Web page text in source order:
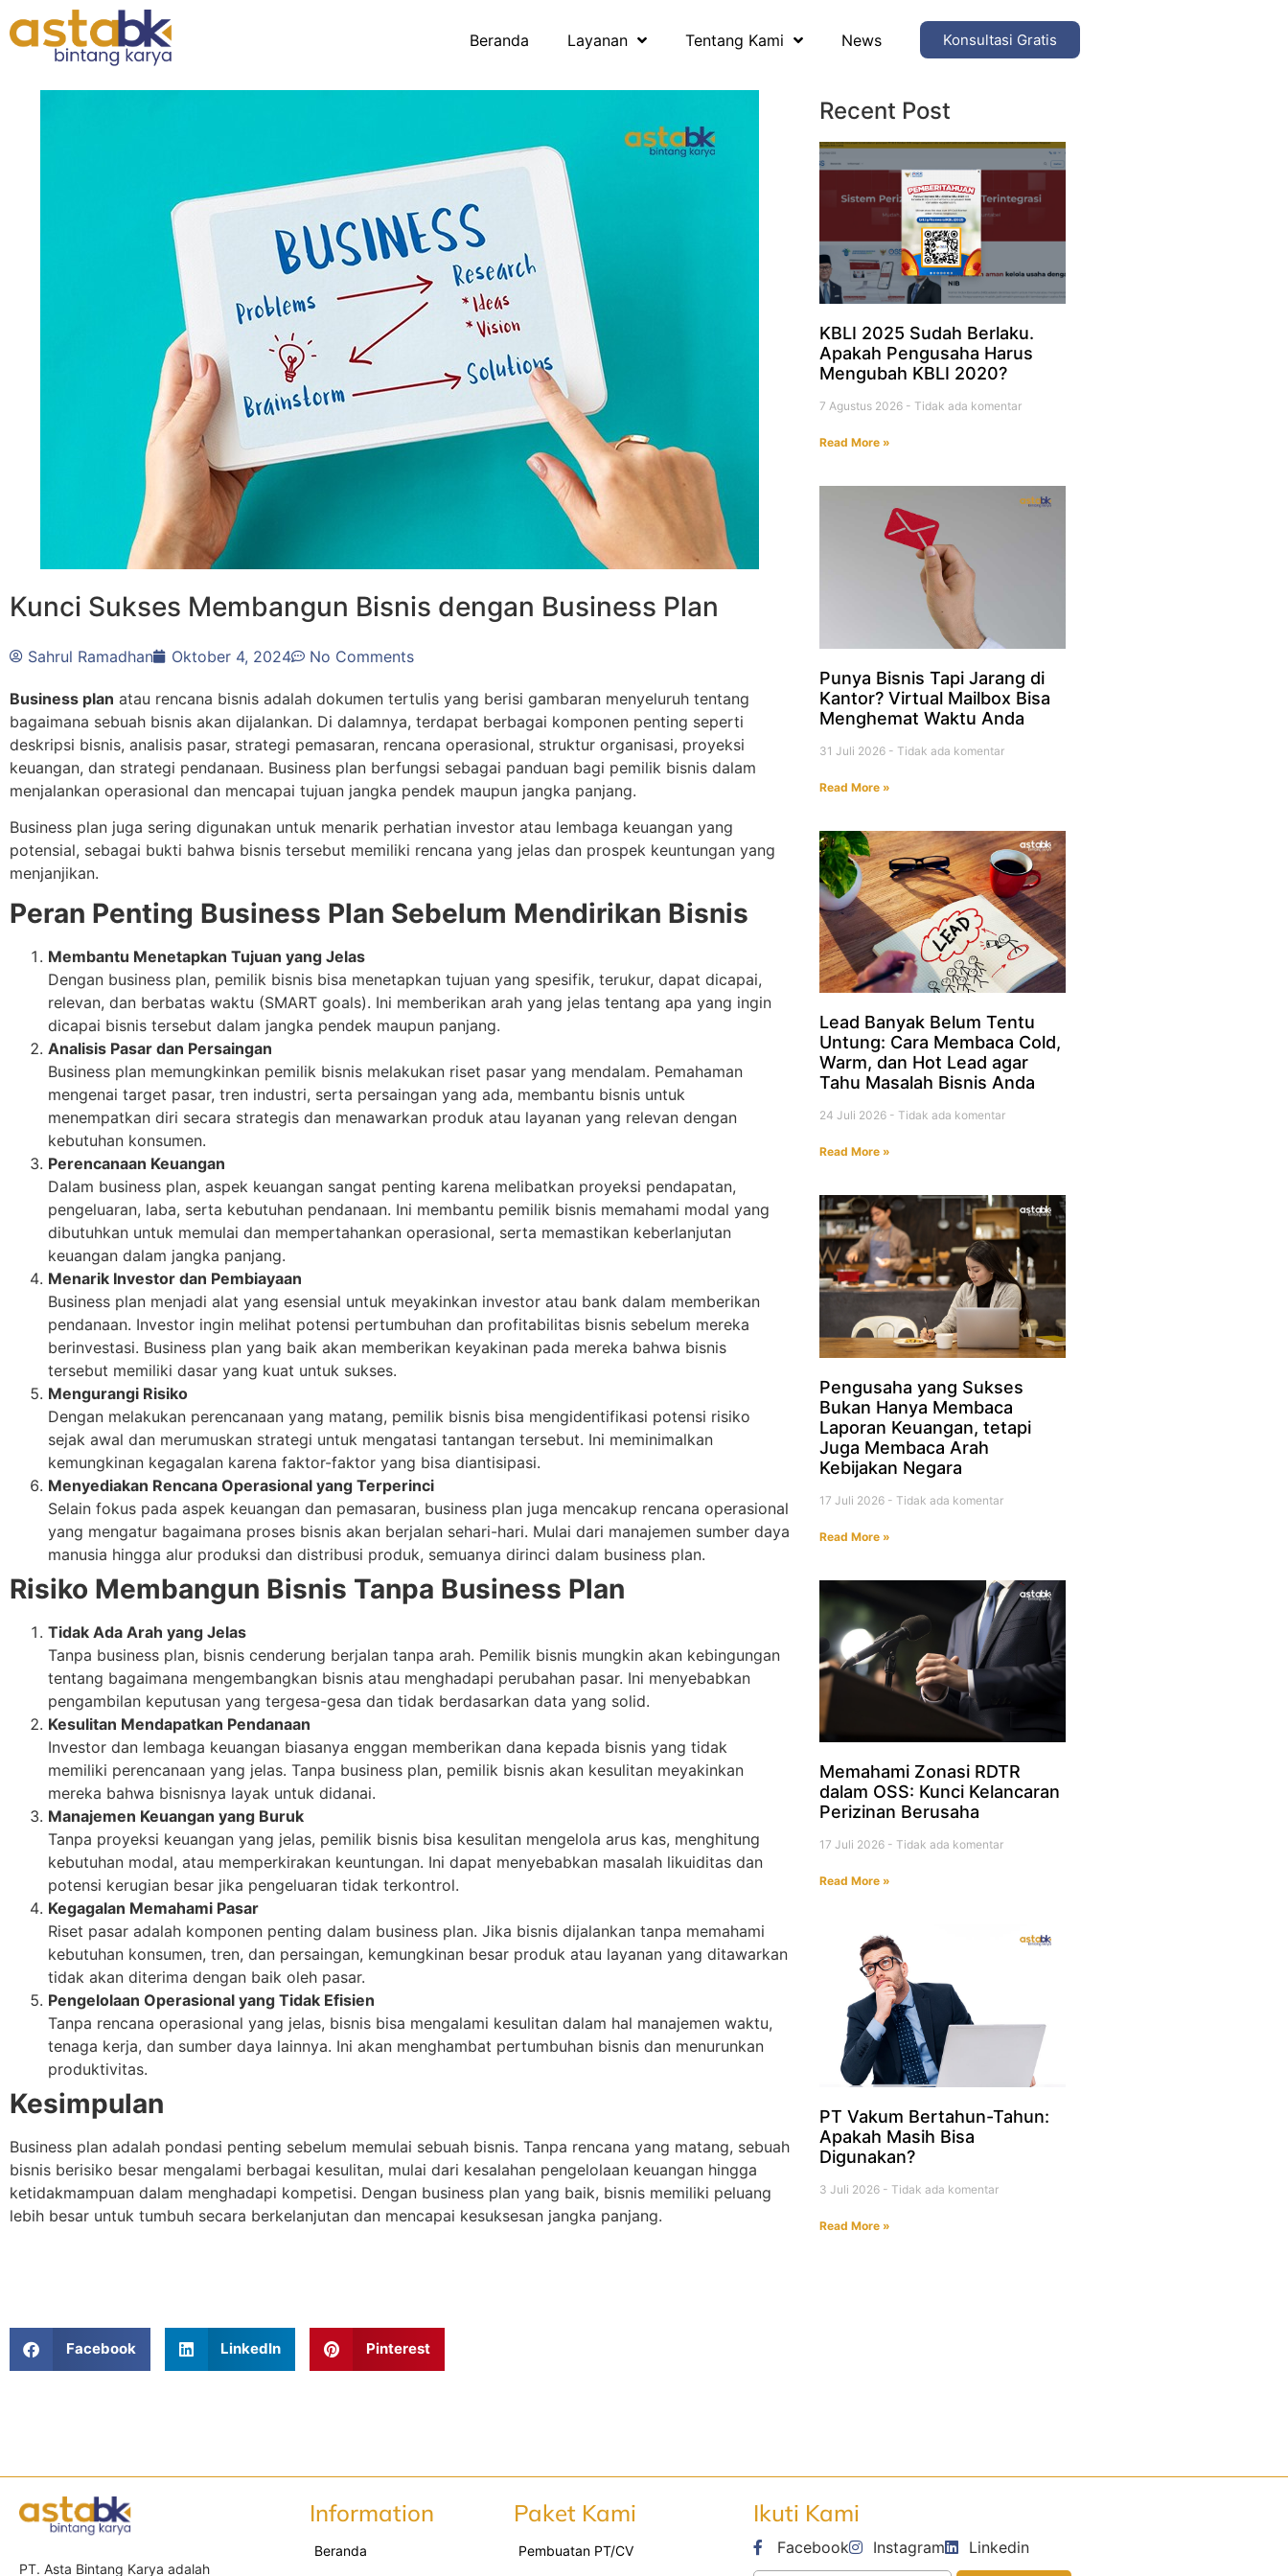
Beranda Layanan Tentang Kami News Konsultasi Gratis
Kunci Sukses Membangun Bisnis dengan Business Plan
Sahrul Ramadhan Oktober 4, 2024 No Comments
Business plan atau rencana bisnis adalah dokumen tertulis yang berisi gambaran menyeluruh tentang
bagaimana sebuah bisnis akan dijalankan. Di dalamnya, terdapat berbagai komponen penting seperti
deskripsi bisnis, analisis pasar, strategi pemasaran, rencana operasional, struktur organisasi, proyeksi
keuangan, dan strategi pendanaan. Business plan berfungsi sebagai panduan bagi pemilik bisnis dalam
menjalankan operasional dan mencapai tujuan jangka pendek maupun jangka panjang.
Business plan juga sering digunakan untuk menarik perhatian investor atau lembaga keuangan yang
potensial, sebagai bukti bahwa bisnis tersebut memiliki rencana yang jelas dan prospek keuntungan yang
menjanjikan.
Peran Penting Business Plan Sebelum Mendirikan Bisnis
Membantu Menetapkan Tujuan yang Jelas
Dengan business plan, pemilik bisnis bisa menetapkan tujuan yang spesifik, terukur, dapat dicapai,
relevan, dan berbatas waktu (SMART goals). Ini memberikan arah yang jelas tentang apa yang ingin
dicapai bisnis tersebut dalam jangka pendek maupun panjang.
Analisis Pasar dan Persaingan
Business plan memungkinkan pemilik bisnis melakukan riset pasar yang mendalam. Pemahaman
mengenai target pasar, tren industri, serta persaingan yang ada, membantu bisnis untuk
menempatkan diri secara strategis dan menawarkan produk atau layanan yang relevan dengan
kebutuhan konsumen.
Perencanaan Keuangan
Dalam business plan, aspek keuangan sangat penting karena melibatkan proyeksi pendapatan,
pengeluaran, laba, serta kebutuhan pendanaan. Ini membantu pemilik bisnis memahami modal yang
dibutuhkan untuk memulai dan mempertahankan operasional, serta memastikan keberlanjutan
keuangan dalam jangka panjang.
Menarik Investor dan Pembiayaan
Business plan menjadi alat yang esensial untuk meyakinkan investor atau bank dalam memberikan
pendanaan. Investor ingin melihat potensi pertumbuhan dan profitabilitas bisnis sebelum mereka
berinvestasi. Business plan yang baik akan memberikan keyakinan pada mereka bahwa bisnis
tersebut memiliki dasar yang kuat untuk sukses.
Mengurangi Risiko
Dengan melakukan perencanaan yang matang, pemilik bisnis bisa mengidentifikasi potensi risiko
sejak awal dan merumuskan strategi untuk mengatasi tantangan tersebut. Ini meminimalkan
kemungkinan kegagalan karena faktor-faktor yang bisa diantisipasi.
Menyediakan Rencana Operasional yang Terperinci
Selain fokus pada aspek keuangan dan pemasaran, business plan juga mencakup rencana operasional
yang mengatur bagaimana proses bisnis akan berjalan sehari-hari. Mulai dari manajemen sumber daya
manusia hingga alur produksi dan distribusi produk, semuanya dirinci dalam business plan.
Risiko Membangun Bisnis Tanpa Business Plan
Tidak Ada Arah yang Jelas
Tanpa business plan, bisnis cenderung berjalan tanpa arah. Pemilik bisnis mungkin akan kebingungan
tentang bagaimana mengembangkan bisnis atau menghadapi perubahan pasar. Ini menyebabkan
pengambilan keputusan yang tergesa-gesa dan tidak berdasarkan data yang solid.
Kesulitan Mendapatkan Pendanaan
Investor dan lembaga keuangan biasanya enggan memberikan dana kepada bisnis yang tidak
memiliki perencanaan yang jelas. Tanpa business plan, pemilik bisnis akan kesulitan meyakinkan
mereka bahwa bisnisnya layak untuk didanai.
Manajemen Keuangan yang Buruk
Tanpa proyeksi keuangan yang jelas, pemilik bisnis bisa kesulitan mengelola arus kas, menghitung
kebutuhan modal, atau memperkirakan keuntungan. Ini dapat menyebabkan masalah likuiditas dan
potensi kerugian besar jika pengeluaran tidak terkontrol.
Kegagalan Memahami Pasar
Riset pasar adalah komponen penting dalam business plan. Jika bisnis dijalankan tanpa memahami
kebutuhan konsumen, tren, dan persaingan, kemungkinan besar produk atau layanan yang ditawarkan
tidak akan diterima dengan baik oleh pasar.
Pengelolaan Operasional yang Tidak Efisien
Tanpa rencana operasional yang jelas, bisnis bisa mengalami kesulitan dalam hal manajemen waktu,
tenaga kerja, dan sumber daya lainnya. Ini akan menghambat pertumbuhan bisnis dan menurunkan
produktivitas.
Kesimpulan
Business plan adalah pondasi penting sebelum memulai sebuah bisnis. Tanpa rencana yang matang, sebuah
bisnis berisiko besar mengalami berbagai kesulitan, mulai dari kesalahan pengelolaan keuangan hingga
ketidakmampuan dalam menghadapi kompetisi. Dengan business plan yang baik, bisnis memiliki peluang
lebih besar untuk tumbuh secara berkelanjutan dan mencapai kesuksesan jangka panjang.
Facebook LinkedIn Pinterest
Recent Post
KBLI 2025 Sudah Berlaku.
Apakah Pengusaha Harus
Mengubah KBLI 2020?
7 Agustus 2026 Tidak ada komentar
Read More »
Punya Bisnis Tapi Jarang di
Kantor? Virtual Mailbox Bisa
Menghemat Waktu Anda
31 Juli 2026 Tidak ada komentar
Read More »
Lead Banyak Belum Tentu
Untung: Cara Membaca Cold,
Warm, dan Hot Lead agar
Tahu Masalah Bisnis Anda
24 Juli 2026 Tidak ada komentar
Read More »
Pengusaha yang Sukses
Bukan Hanya Membaca
Laporan Keuangan, tetapi
Juga Membaca Arah
Kebijakan Negara
17 Juli 2026 Tidak ada komentar
Read More »
Memahami Zonasi RDTR
dalam OSS: Kunci Kelancaran
Perizinan Berusaha
17 Juli 2026 Tidak ada komentar
Read More »
PT Vakum Bertahun-Tahun:
Apakah Masih Bisa
Digunakan?
3 Juli 2026 Tidak ada komentar
Read More »
PT. Asta Bintang Karya adalah
Information
Beranda
Paket Kami
Pembuatan PT/CV
Ikuti Kami
Facebook Instagram Linkedin